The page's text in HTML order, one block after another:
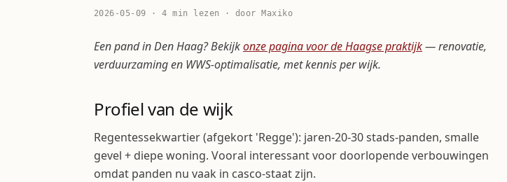
2026-05-09 · 4 min lezen · door Maxiko
Een pand in Den Haag? Bekijkonze pagina voor de Haagse praktijk— renovatie,
verduurzaming en WWS-optimalisatie, met kennis per wijk.
Profiel van de wijk
Regentessekwartier (afgekort 'Regge'): jaren-20-30 stads-panden, smalle
gevel + diepe woning. Vooral interessant voor doorlopende verbouwingen
omdat panden nu vaak in casco-staat zijn.